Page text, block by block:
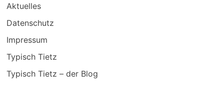
Aktuelles
Datenschutz
Impressum
Typisch Tietz
Typisch Tietz – der Blog